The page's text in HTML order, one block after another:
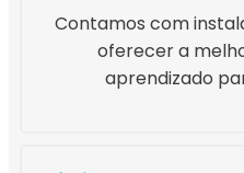
Contamos com
oferecer a
aprendizado